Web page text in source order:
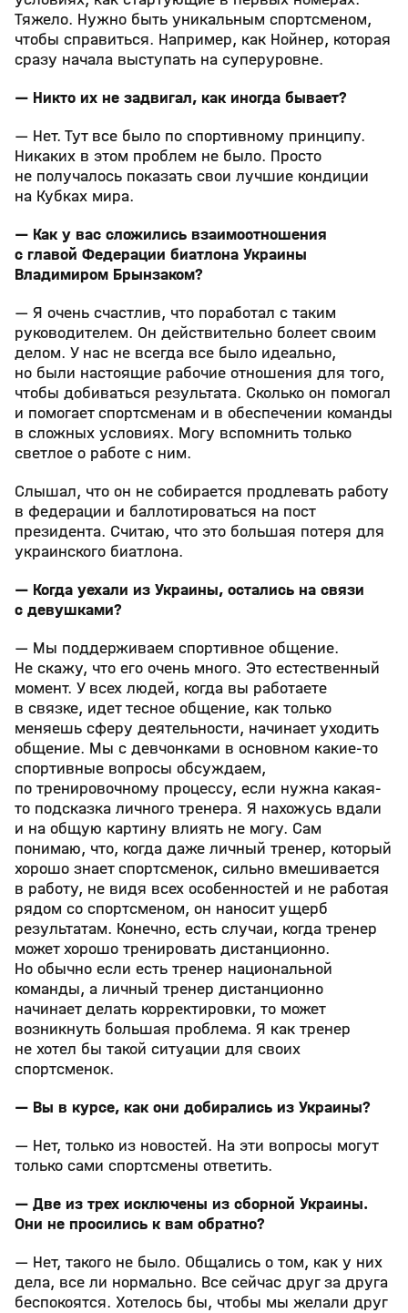
Тяжело. Нужно быть уникальным спортсменом,
чтобы справиться. Например, как Нойнер, которая
сразу начала выступать на суперуровне.
— Никто их не задвигал, как иногда бывает?
— Нет. Тут все было по спортивному принципу.
Никаких в этом проблем не было. Просто
не получалось показать свои лучшие кондиции
на Кубках мира.
— Как у вас сложились взаимоотношения
с главой Федерации биатлона Украины
Владимиром Брынзаком?
— Я очень счастлив, что поработал с таким
руководителем. Он действительно болеет своим
делом. У нас не всегда все было идеально,
но были настоящие рабочие отношения для того,
чтобы добиваться результата. Сколько он помогал
и помогает спортсменам и в обеспечении команды
в сложных условиях. Могу вспомнить только
светлое о работе с ним.
Слышал, что он не собирается продлевать работу
в федерации и баллотироваться на пост
президента. Считаю, что это большая потеря для
украинского биатлона.
— Когда уехали из Украины, остались на связи
с девушками?
— Мы поддерживаем спортивное общение.
Не скажу, что его очень много. Это естественный
момент. У всех людей, когда вы работаете
в связке, идет тесное общение, как только
меняешь сферу деятельности, начинает уходить
общение. Мы с девчонками в основном какие-то
спортивные вопросы обсуждаем,
по тренировочному процессу, если нужна какая-
то подсказка личного тренера. Я нахожусь вдали
и на общую картину влиять не могу. Сам
понимаю, что, когда даже личный тренер, который
хорошо знает спортсменок, сильно вмешивается
в работу, не видя всех особенностей и не работая
рядом со спортсменом, он наносит ущерб
результатам. Конечно, есть случаи, когда тренер
может хорошо тренировать дистанционно.
Но обычно если есть тренер национальной
команды, а личный тренер дистанционно
начинает делать корректировки, то может
возникнуть большая проблема. Я как тренер
не хотел бы такой ситуации для своих
спортсменок.
— Вы в курсе, как они добирались из Украины?
— Нет, только из новостей. На эти вопросы могут
только сами спортсмены ответить.
— Две из трех исключены из сборной Украины.
Они не просились к вам обратно?
— Нет, такого не было. Общались о том, как у них
дела, все ли нормально. Все сейчас друг за друга
беспокоятся. Хотелось бы, чтобы мы желали друг